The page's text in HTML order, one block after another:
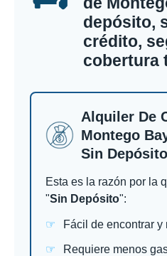
depósito,
crédito,
cobertura
Alquiler De
Montego
Sin Depósito
Esta es la razón por la
"Sin Depósito":
Fácil de encontrar y
Requiere menos